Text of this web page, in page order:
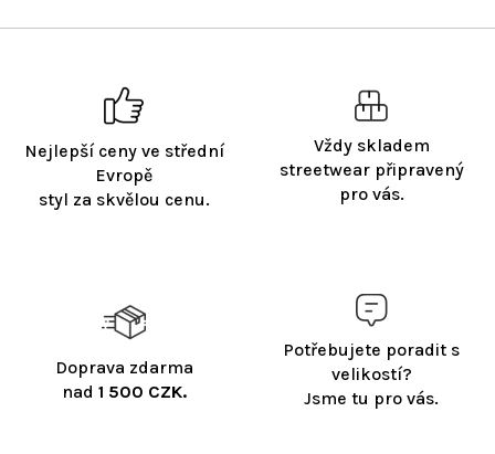
Nejlepší ceny ve střední
Evropě
styl za skvělou cenu.
Vždy skladem
streetwear připravený
pro vás.
Doprava zdarma
nad 1 500 CZK.
Potřebujete poradit s
velikostí?
Jsme tu pro vás.